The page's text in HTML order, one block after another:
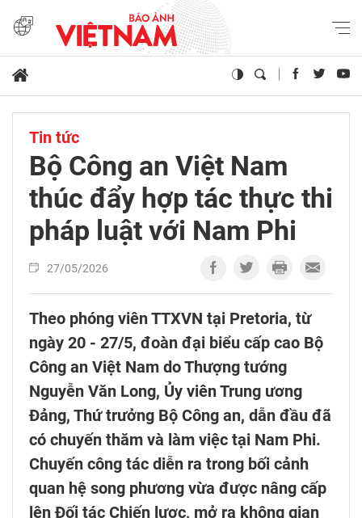
Tin tức
Bộ Công an Việt Nam
thúc đẩy hợp tác thực thi
pháp luật với Nam Phi
27/05/2026
Theo phóng viên TTXVN tại Pretoria, từ
ngày 20 - 27/5, đoàn đại biểu cấp cao Bộ
Công an Việt Nam do Thượng tướng
Nguyễn Văn Long, Ủy viên Trung ương
Đảng, Thứ trưởng Bộ Công an, dẫn đầu đã
có chuyến thăm và làm việc tại Nam Phi.
Chuyến công tác diễn ra trong bối cảnh
quan hệ song phương vừa được nâng cấp
lên Đối tác Chiến lược, mở ra không gian